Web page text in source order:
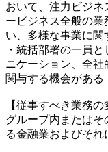
おいて、注力ビジ
ービジネス全般の業
い、多様な事業に関
・統括部署の一員
ニケーション、全社
関与する機会がある
【従事すべき業務の
グループ内または
る金融業およびそ